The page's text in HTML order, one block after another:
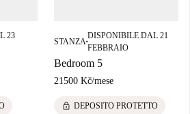
23
STANZA ■
DISPONIBILE DAL 21
FEBBRAIO
Bedroom 5
21500 Kč/mese
lock DEPOSITO PROTETTO